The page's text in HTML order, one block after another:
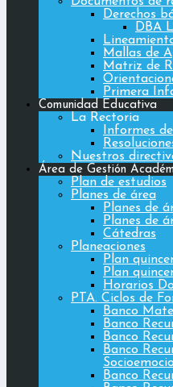
Derechos
DBA
Mallas de
Matriz de
Primera
Comunidad Educativa
La Rectoria
Informes
Nuestros
Área de Gestión
Plan de estudios
Planes de área
Planes de
Planes de
Cátedras
Planeaciones
Plan
Plan
Horarios
PTA. Ciclos de
Banco
Banco
Banco
Banco
Banco